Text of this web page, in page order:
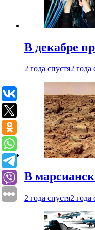
В декабре
2 года спустя2 года
В
2 года спустя2 года